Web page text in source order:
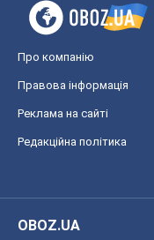
Про компанію
Правова інформація
Реклама на сайті
Редакційна політика
OBOZ.UA